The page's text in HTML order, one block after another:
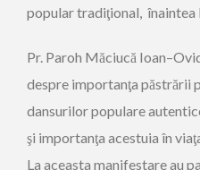
popular tradiţional, înaintea
Pr. Paroh Măciucă
despre importanţa păstrării
dansurilor populare
şi importanţa acestuia în
La aceasta manifestare au